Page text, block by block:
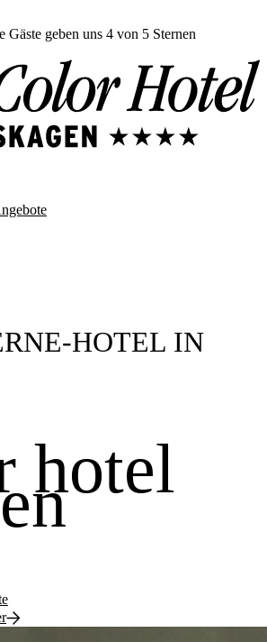
Gäste geben uns 4 von 5 Sternen
HOTEL IN
hotel